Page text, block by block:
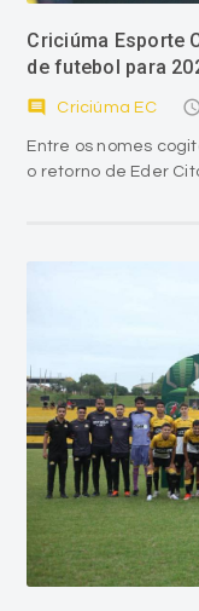
Criciúma Esporte
de futebol para
comment Criciúma EC
Entre os nomes
o retorno de Eder